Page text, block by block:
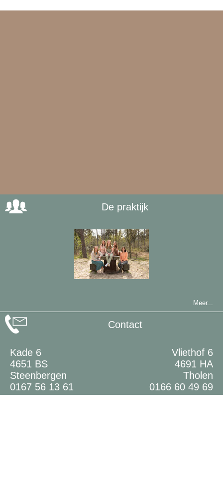
De praktijk
Meer...
Contact
Kade 6
4651 BS
Steenbergen
0167 56 13 61
Vliethof 6
4691 HA
Tholen
0166 60 49 69